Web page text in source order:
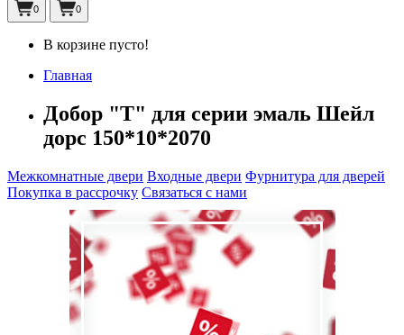
0 0
В корзине пусто!
Главная
Добор "Т" для серии эмаль Шейл
дорс 150*10*2070
Межкомнатные двери Входные двери Фурнитура для дверей
Покупка в рассрочку Связаться с нами